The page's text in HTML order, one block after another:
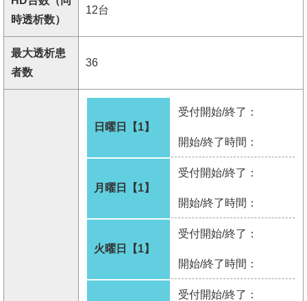
時透析数）
12台
最大透析患
者数
36
日曜日【1】
受付開始/終了：
開始/終了時間：
月曜日【1】
受付開始/終了：
開始/終了時間：
火曜日【1】
受付開始/終了：
開始/終了時間：
受付開始/終了：